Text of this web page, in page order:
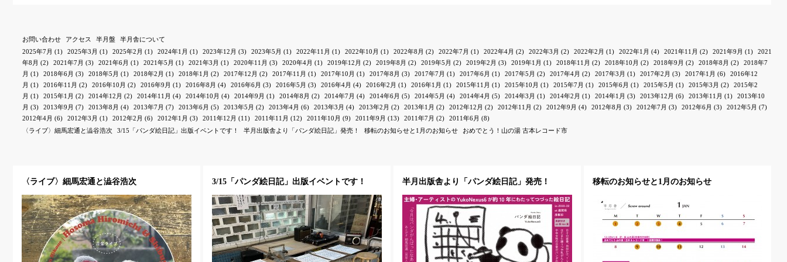
お問い合わせ アクセス 半月盤
半月舎について
2025年7月 (1) 2025年3月 (1) 2025年2月 (1) 2024年1月 (1) 2023年12月 (3) 2023年5月 (1) 2022年11月 (1) 2022年10月 (1) 2022年8月 (2) 2022年7月 (1) 2022年4月 (2) 2022年3月 (2) 2022年2月 (1) 2022年1月 (4) 2021年11月 (2) 2021年9月 (1)
2021
年8月 (2) 2021年7月 (3) 2021年6月 (1) 2021年5月 (1) 2021年3月 (1) 2020年11月 (3) 2020年4月 (1) 2019年12月 (2) 2019年8月 (2) 2019年5月 (2) 2019年2月 (3) 2019年1月 (1) 2018年11月 (2) 2018年10月 (2) 2018年9月 (2) 2018年8月 (2)
2018年7
月 (1) 2018年6月 (3) 2018年5月 (1) 2018年2月 (1) 2018年1月 (2) 2017年12月 (2) 2017年11月 (1) 2017年10月 (1) 2017年8月 (3) 2017年7月 (1) 2017年6月 (1) 2017年5月 (2) 2017年4月 (2) 2017年3月 (1) 2017年2月 (3) 2017年1月 (6)
2016年12
月 (1) 2016年11月 (2) 2016年10月 (2) 2016年9月 (1) 2016年8月 (4) 2016年6月 (3) 2016年5月 (3) 2016年4月 (4) 2016年2月 (1) 2016年1月 (1) 2015年11月 (1) 2015年10月 (1) 2015年7月 (1) 2015年6月 (1) 2015年5月 (1) 2015年3月 (2)
2015年2
月 (1) 2015年1月 (2) 2014年12月 (2) 2014年11月 (4) 2014年10月 (4) 2014年9月 (1) 2014年8月 (2) 2014年7月 (4) 2014年6月 (5) 2014年5月 (4) 2014年4月 (5) 2014年3月 (1) 2014年2月 (1) 2014年1月 (3) 2013年12月 (6) 2013年11月 (1)
2013年10
月 (3) 2013年9月 (7) 2013年8月 (4) 2013年7月 (7) 2013年6月 (5) 2013年5月 (2) 2013年4月 (6) 2013年3月 (4) 2013年2月 (2) 2013年1月 (2) 2012年12月 (2) 2012年11月 (2) 2012年9月 (4) 2012年8月 (3) 2012年7月 (3) 2012年6月 (3) 2012年5月 (7)
2012年4月 (6) 2012年3月 (1) 2012年2月 (6) 2012年1月 (3) 2011年12月 (11) 2011年11月 (12) 2011年10月 (9) 2011年9月 (13) 2011年7月 (2) 2011年6月 (8)
〈ライブ〉細馬宏通と澁谷浩次
3/15「パンダ絵日記」出版イベントです！ 半月出版舎より「パンダ絵日記」発売！ 移転のお知らせと1月のお知らせ おめでとう！山の湯 古本レコード市
〈ライブ〉細馬宏通と澁谷浩次 3/15「パンダ絵日記」出版イベントです！ 半月出版舎より「パンダ絵日記」発売！ 移転のお知らせと1月のお知らせ